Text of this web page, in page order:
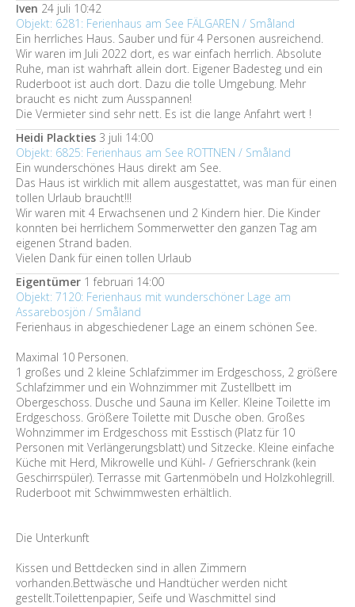
Iven 24 juli 10:42
Objekt: 6281: Ferienhaus am See FÄLGAREN / Småland
Ein herrliches Haus. Sauber und für 4 Personen ausreichend.
Wir waren im Juli 2022 dort, es war einfach herrlich. Absolute
Ruhe, man ist wahrhaft allein dort. Eigener Badesteg und ein
Ruderboot ist auch dort. Dazu die tolle Umgebung. Mehr
braucht es nicht zum Ausspannen!
Die Vermieter sind sehr nett. Es ist die lange Anfahrt wert !
Heidi Plackties 3 juli 14:00
Objekt: 6825: Ferienhaus am See ROTTNEN / Småland
Ein wunderschönes Haus direkt am See.
Das Haus ist wirklich mit allem ausgestattet, was man für einen
tollen Urlaub braucht!!!
Wir waren mit 4 Erwachsenen und 2 Kindern hier. Die Kinder
konnten bei herrlichem Sommerwetter den ganzen Tag am
eigenen Strand baden.
Vielen Dank für einen tollen Urlaub
Eigentümer 1 februari 14:00
Objekt: 7120: Ferienhaus mit wunderschöner Lage am
Assarebosjön / Småland
Ferienhaus in abgeschiedener Lage an einem schönen See.
Maximal 10 Personen.
1 großes und 2 kleine Schlafzimmer im Erdgeschoss, 2 größere
Schlafzimmer und ein Wohnzimmer mit Zustellbett im
Obergeschoss. Dusche und Sauna im Keller. Kleine Toilette im
Erdgeschoss. Größere Toilette mit Dusche oben. Großes
Wohnzimmer im Erdgeschoss mit Esstisch (Platz für 10
Personen mit Verlängerungsblatt) und Sitzecke. Kleine einfache
Küche mit Herd, Mikrowelle und Kühl- / Gefrierschrank (kein
Geschirrspüler). Terrasse mit Gartenmöbeln und Holzkohlegrill.
Ruderboot mit Schwimmwesten erhältlich.
Die Unterkunft
Kissen und Bettdecken sind in allen Zimmern
vorhanden.Bettwäsche und Handtücher werden nicht
gestellt.Toilettenpapier, Seife und Waschmittel sind